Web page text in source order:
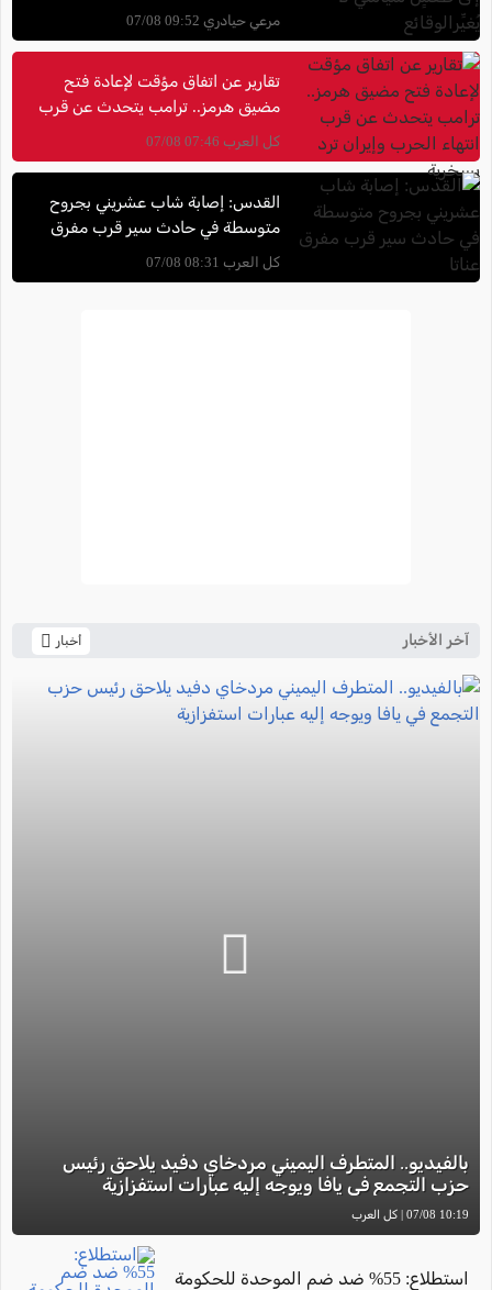
يُغيِّرالوقائع
مرعي حيادري 09:52 07/08
تقارير عن اتفاق مؤقت لإعادة فتح
مضيق هرمز.. ترامب يتحدث عن قرب
انتهاء الحرب وإيران ترد بسخرية
كل العرب 07:46 07/08
القدس: إصابة شاب عشريني بجروح
متوسطة في حادث سير قرب مفرق
عناتا
كل العرب 08:31 07/08
آخر الأخبار أخبار
بالفيديو.. المتطرف اليميني مردخاي دفيد يلاحق رئيس
حزب التجمع في يافا ويوجه إليه عبارات استفزازية
10:19 07/08 | كل العرب
استطلاع: 55% ضد ضم الموحدة للحكومة